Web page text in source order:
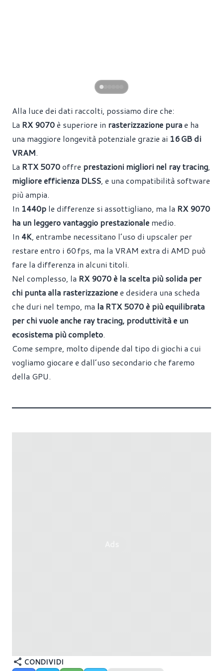
Alla luce dei dati raccolti, possiamo dire che:
La RX 9070è superiore in rasterizzazione purae ha
una maggiore longevità potenziale grazie ai 16 GB di
VRAM.
La RTX 5070offre prestazioni migliori nel ray tracing,
migliore efficienza DLSS, e una compatibilità software
più ampia.
In 1440p le differenze si assottigliano, ma la RX 9070
ha un leggero vantaggio prestazionale medio.
In 4K, entrambe necessitano l’uso di upscaler per
restare entro i 60 fps, ma la VRAM extra di AMD può
fare la differenza in alcuni titoli.
Nel complesso, la RX 9070 è la scelta più solida per
chi punta alla rasterizzazionee desidera una scheda
che duri nel tempo, ma la RTX 5070 è più equilibrata
per chi vuole anche ray tracing, produttività e un
ecosistema più completo.
Come sempre, molto dipende dal tipo di giochi a cui
vogliamo giocare e dall’uso secondario che faremo
della GPU.
CONDIVIDI